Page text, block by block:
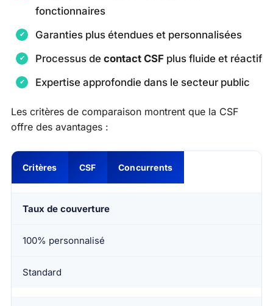
fonctionnaires
Garanties plus étendues et personnalisées
Processus de contact CSF plus fluide et réactif
Expertise approfondie dans le secteur public
Les critères de comparaison montrent que la CSF
offre des avantages :
Critères CSF Concurrents
Taux de couverture
100% personnalisé
Standard